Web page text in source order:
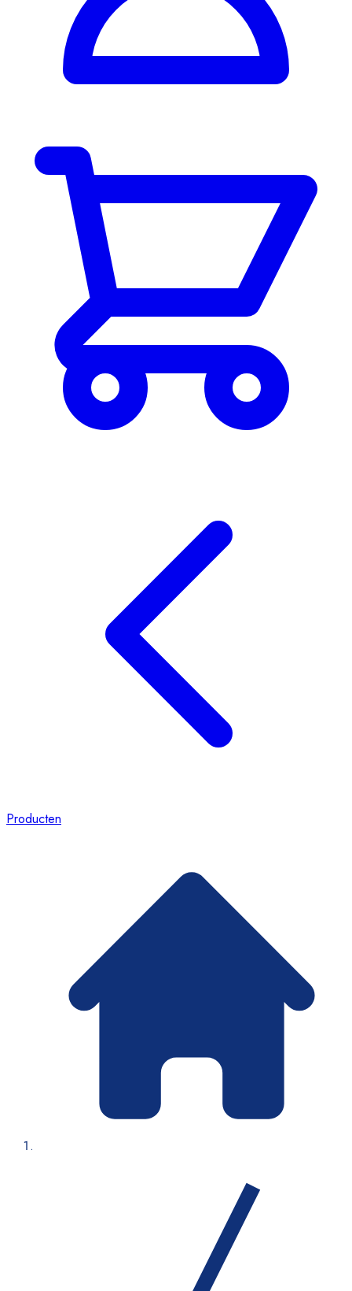
Producten